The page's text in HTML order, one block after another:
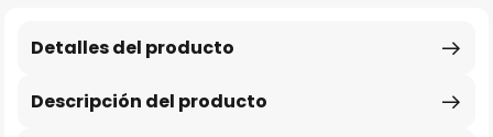
Descripción del producto
Detalles del producto